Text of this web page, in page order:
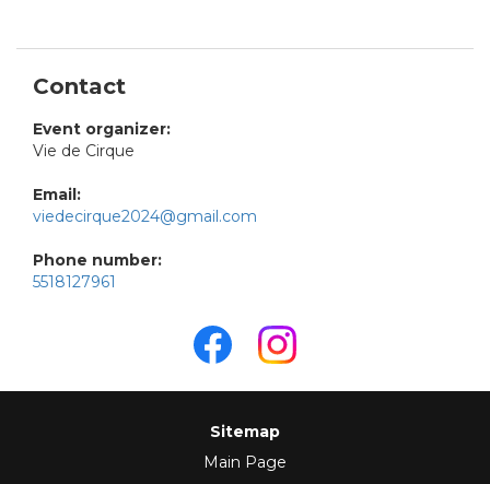
Contact
Event organizer:
Vie de Cirque
Email:
viedecirque2024@gmail.com
Phone number:
5518127961
Sitemap
Main Page